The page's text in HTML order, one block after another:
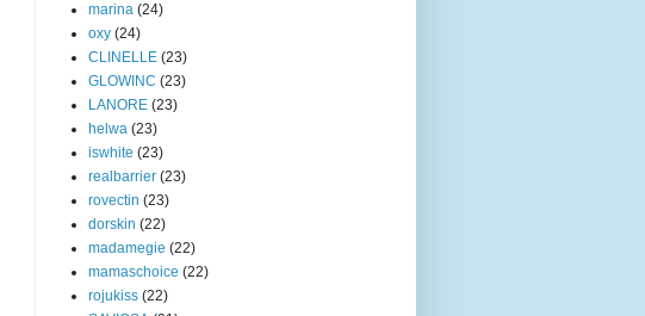
marina (24)
oxy (24)
CLINELLE (23)
GLOWINC (23)
LANORE (23)
helwa (23)
iswhite (23)
realbarrier (23)
rovectin (23)
dorskin (22)
madamegie (22)
mamaschoice (22)
rojukiss (22)